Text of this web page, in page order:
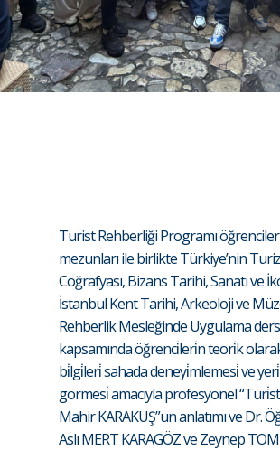
Turist Rehberliği Programı
mezunları ile birlikte Türkiye’nin
Coğrafyası, Bizans Tarihi, Sanatı ve
İstanbul Kent Tarihi, Arkeoloji ve
Rehberlik Mesleğinde Uygulama
kapsamında öğrenci̇leri̇n teori̇k
bi̇lgi̇leri̇ sahada deneyi̇mlemesi̇ ve
görmesi̇ amacıyla profesyonel
Mahir KARAKUŞ”un anlatımı ve Dr.
Aslı MERT KARAGÖZ ve Zeynep